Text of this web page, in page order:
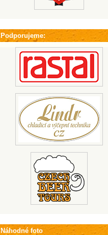
Podporujeme:
Náhodné foto